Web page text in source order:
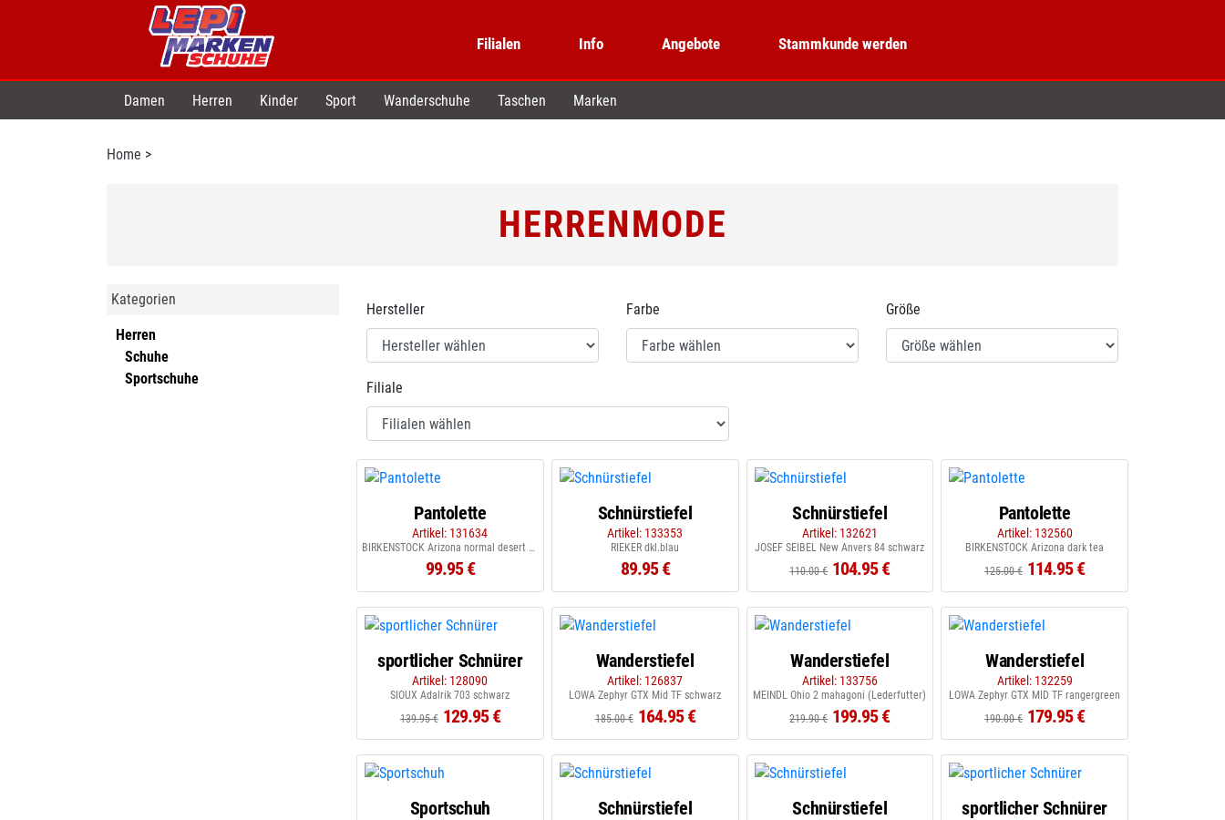
Filialen Info Angebote Stammkunde werden
Damen Herren Kinder Sport Wanderschuhe Taschen Marken
Home >
HERRENMODE
Kategorien
Herren
Schuhe
Sportschuhe
Hersteller Farbe Größe
Filiale
Pantolette
Artikel: 131634
BIRKENSTOCK Arizona normal desert dust thyme
99.95 €
Schnürstiefel
Artikel: 133353
RIEKER dkl.blau
89.95 €
Schnürstiefel
Artikel: 132621
JOSEF SEIBEL New Anvers 84 schwarz
110.00 € 104.95 €
Pantolette
Artikel: 132560
BIRKENSTOCK Arizona dark tea
125.00 € 114.95 €
sportlicher Schnürer
Artikel: 128090
SIOUX Adalrik 703 schwarz
139.95 € 129.95 €
Wanderstiefel
Artikel: 126837
LOWA Zephyr GTX Mid TF schwarz
185.00 € 164.95 €
Wanderstiefel
Artikel: 133756
MEINDL Ohio 2 mahagoni (Lederfutter)
219.90 € 199.95 €
Wanderstiefel
Artikel: 132259
LOWA Zephyr GTX MID TF rangergreen
190.00 € 179.95 €
Sportschuh Schnürstiefel Schnürstiefel sportlicher Schnürer